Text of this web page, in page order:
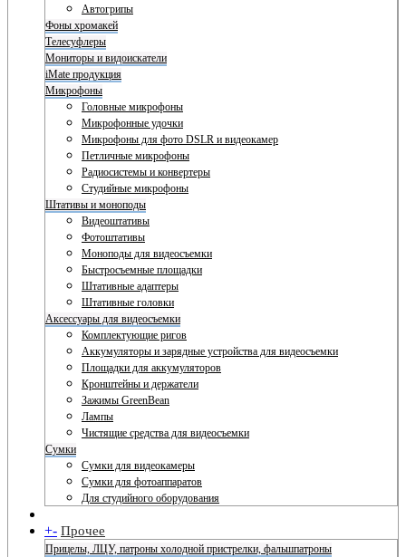
Автогрипы
Фоны хромакей
Телесуфлеры
Мониторы и видоискатели
iMate продукция
Микрофоны
Головные микрофоны
Микрофонные удочки
Микрофоны для фото DSLR и видеокамер
Петличные микрофоны
Радиосистемы и конвертеры
Студийные микрофоны
Штативы и моноподы
Видеоштативы
Фотоштативы
Моноподы для видеосъемки
Быстросъемные площадки
Штативные адаптеры
Штативные головки
Аксессуары для видеосъемки
Комплектующие ригов
Аккумуляторы и зарядные устройства для видеосъемки
Площадки для аккумуляторов
Кронштейны и держатели
Зажимы GreenBean
Лампы
Чистящие средства для видеосъемки
Сумки
Сумки для видеокамеры
Сумки для фотоаппаратов
Для студийного оборудования
+- Прочее
Прицелы, ЛЦУ, патроны холодной пристрелки, фальшпатроны